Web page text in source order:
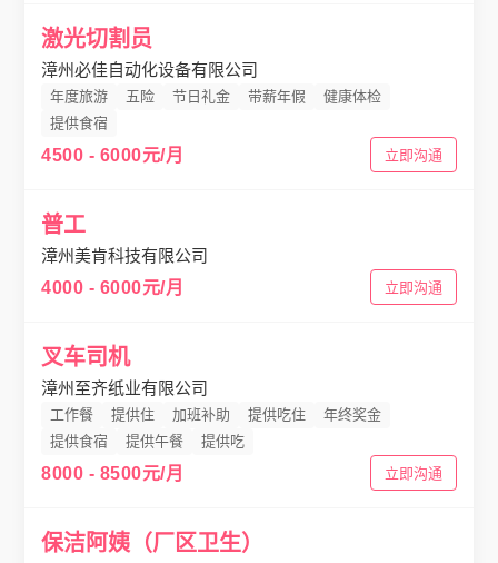
激光切割员
漳州必佳自动化设备有限公司
年度旅游 五险 节日礼金 带薪年假
健康体检
提供食宿
4500 - 6000元/月 立即沟通
普工
漳州美肯科技有限公司
4000 - 6000元/月
立即沟通
叉车司机
漳州至齐纸业有限公司
工作餐 提供住 加班补助 提供吃住
年终奖金
提供食宿
提供午餐 提供吃
8000 - 8500元/月 立即沟通
保洁阿姨（厂区卫生）